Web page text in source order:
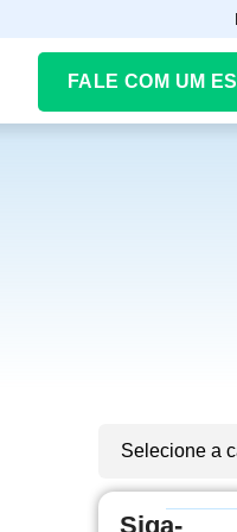
FALE COM UM
Selecione a
Siga-